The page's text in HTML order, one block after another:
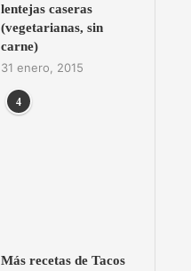
lentejas caseras
(vegetarianas, sin
carne)
31 enero, 2015
4
Más recetas de Tacos